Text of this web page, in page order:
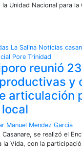
la Unidad Nacional para la
La Salina Noticias
Pore Trinidad
reunió 23
y
articulación
Manuel Mendez Garcia
se realizó el
la Vida, con la